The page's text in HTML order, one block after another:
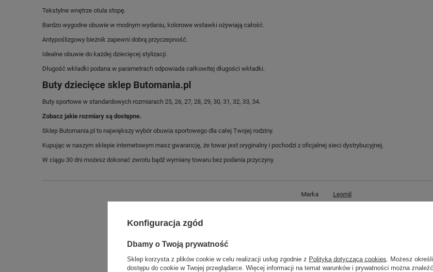
Tekstylne wnętrze otula stopę.
Bardzo wygodne obuwie w modnym wydaniu, kolorowe wstawki ożywiają całość.
Antypoślizgowy bieżnik zapewni dobrą przyczepność.
Idealne obuwie do każdej dziecięcej stylizacji.
Długość wkładki podana w parametrach odpowiada całkowitej długości wkładki.
Buty dziecięce sklep Butomania.pl
Buty sportowe w standardowych rozmiarach 25, 26, 27, 28, 29, 30, 31, 32, 33, 34.
Zobacz jakie rozmiary są dostępne.
Sklep Butomania.pl to największy wybór obuwia sportowego dla całej Twojej rodziny.
Kupując w naszym sklepie internetowym masz gwarancję, że towar jest oryginalny i pochodzi z oficjalnej sieci dystrybucyjnej.
W ciągu 30 dni możesz dokonać zwrotu bądź wymiany towaru bez podania przyczyny.
Marka Leomil
wielokolorowy
Konfiguracja zgód
Dbamy o Twoją prywatność
Sklep korzysta z plików cookie w celu realizacji usług zgodnie z Polityką dotyczącą cookies . Możesz
dostępu do cookie w Twojej przeglądarce. Więcej informacji na temat warunków i prywatności można